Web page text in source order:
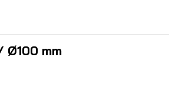
Ø100 mm